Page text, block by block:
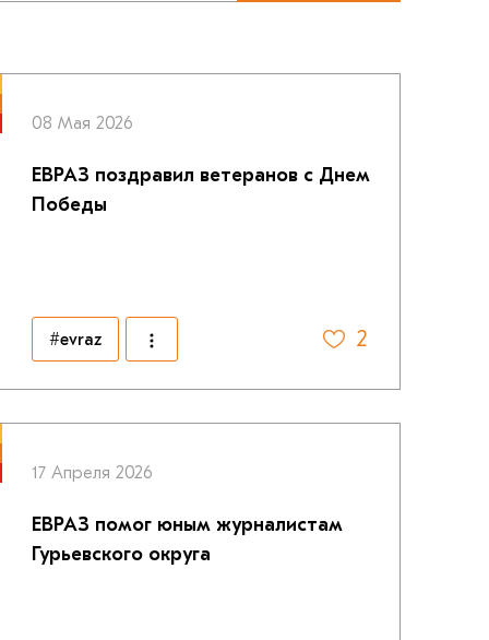
08 Мая 2026
ЕВРАЗ поздравил ветеранов с Днем
Победы
#evraz 2
17 Апреля 2026
ЕВРАЗ помог юным журналистам
Гурьевского округа